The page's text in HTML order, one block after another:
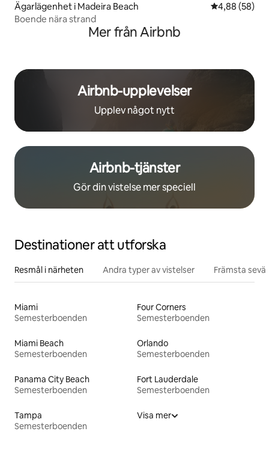
Ägarlägenhet i Madeira Beach 4,88 av 5 i
4,88 (58)
Boende nära strand
Mer från Airbnb
Airbnb-upplevelser
Upplev något nytt
Airbnb-tjänster
Gör din vistelse mer speciell
Destinationer att utforska
Resmål i närheten Andra typer av vistelser Främsta
Miami
Semesterboenden
Four Corners
Semesterboenden
Miami Beach
Semesterboenden
Orlando
Semesterboenden
Panama City Beach
Semesterboenden
Fort Lauderdale
Semesterboenden
Tampa
Semesterboenden
Visa mer